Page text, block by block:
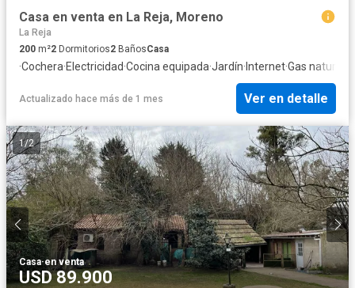
Casa en venta en La Reja, Moreno
La Reja
200 m²2 Dormitorios2 BañosCasa
·Cochera·Electricidad·Cocina equipada·Jardín· Internet·Gas natural
Actualizado hace más de 1 mes Ver en detalle
1/2
Casa·en venta
USD 89.900